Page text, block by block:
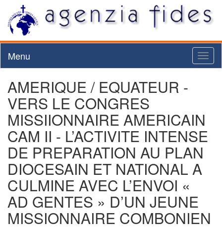
Menu
AMERIQUE / EQUATEUR -
VERS LE CONGRES
MISSIIONNAIRE AMERICAIN
CAM II - L’ACTIVITE INTENSE
DE PREPARATION AU PLAN
DIOCESAIN ET NATIONAL A
CULMINE AVEC L’ENVOI «
AD GENTES » D’UN JEUNE
MISSIONNAIRE COMBONIEN